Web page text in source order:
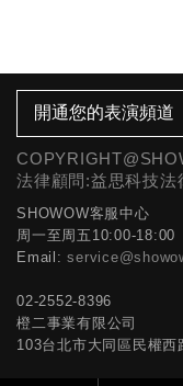
開通您的表演頻道
法律顧問:益思科技法
SHOWOW客服中心
周一至周五10:00-18:00
Email:
02-2552-8396
橙二事業有限公司
103台北市大同區民權西